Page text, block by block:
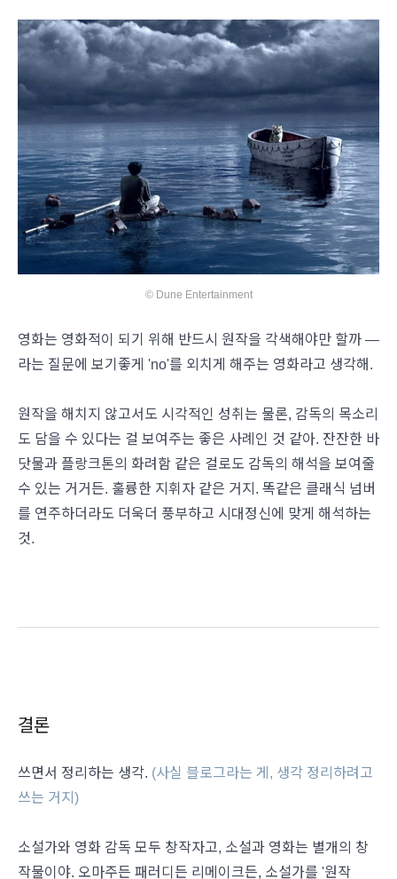
© Dune Entertainment
영화는 영화적이 되기 위해 반드시 원작을 각색해야만 할까 —
라는 질문에 보기좋게 'no'를 외치게 해주는 영화라고 생각해.
원작을 해치지 않고서도 시각적인 성취는 물론, 감독의 목소리
도 담을 수 있다는 걸 보여주는 좋은 사례인 것 같아. 잔잔한 바
닷물과 플랑크톤의 화려함 같은 걸로도 감독의 해석을 보여줄
수 있는 거거든. 훌륭한 지휘자 같은 거지. 똑같은 클래식 넘버
를 연주하더라도 더욱더 풍부하고 시대정신에 맞게 해석하는
것.
결론
쓰면서 정리하는 생각. (사실 블로그라는 게, 생각 정리하려고
쓰는 거지)
소설가와 영화 감독 모두 창작자고, 소설과 영화는 별개의 창
작물이야. 오마주든 패러디든 리메이크든, 소설가를 '원작